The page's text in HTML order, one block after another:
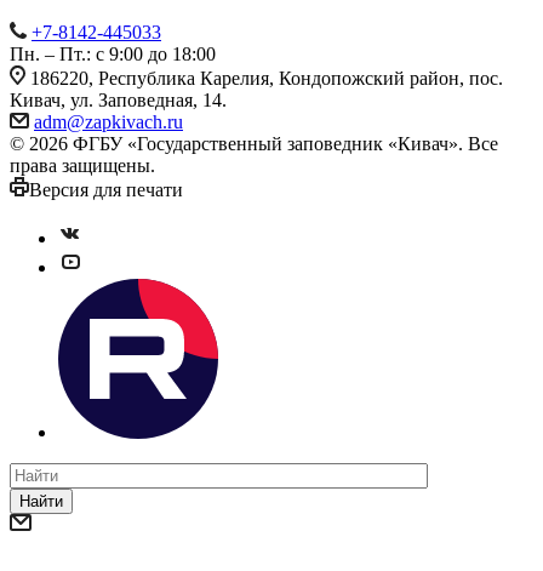
+7-8142-445033
Пн. – Пт.: с 9:00 до 18:00
186220, Республика Карелия, Кондопожский район, пос.
Кивач, ул. Заповедная, 14.
adm@zapkivach.ru
© 2026 ФГБУ «Государственный заповедник «Кивач». Все
права защищены.
Версия для печати
Найти